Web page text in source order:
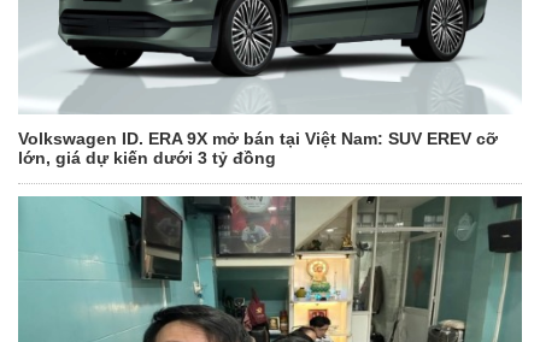
Volkswagen ID. ERA 9X mở bán tại Việt Nam: SUV EREV cỡ
lớn, giá dự kiến dưới 3 tỷ đồng